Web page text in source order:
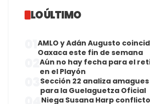
LO ÚLTIMO
AMLO y Adán Augusto
Oaxaca este fin de semana
Aún no hay fecha para el
en el Playón
Sección 22 analiza
para la Guelaguetza Oficial
Niega Susana Harp